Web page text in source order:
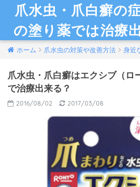
爪水虫・爪白癬の
の塗り薬では治療
ホーム 爪水虫の対策や改善方法 身近
爪水虫・爪白癬はエクシブ（ロ
で治療出来る？
2016/08/02 2017/03/08